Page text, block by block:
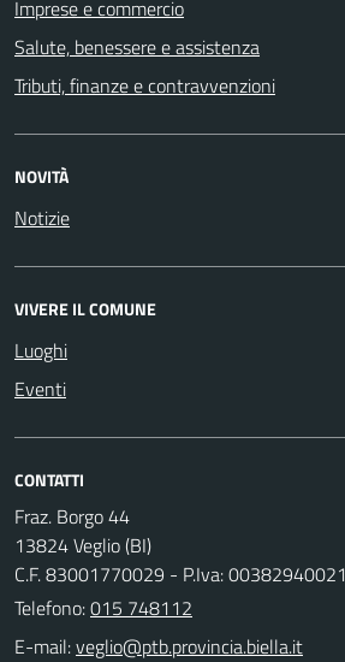
Imprese e commercio
Salute, benessere e assistenza
Tributi, finanze e contravvenzioni
NOVITÀ
Notizie
VIVERE IL COMUNE
Luoghi
Eventi
CONTATTI
Fraz. Borgo 44
13824 Veglio (BI)
C.F. 83001770029 - P.Iva: 00382940021
Telefono:015 748112
E-mail: